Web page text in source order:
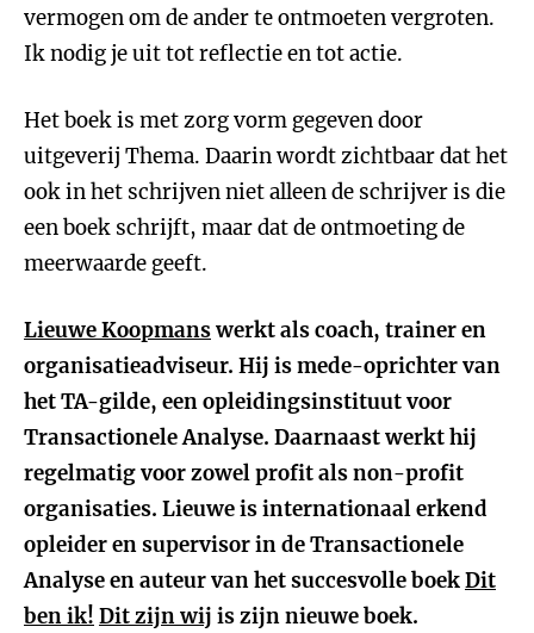
vermogen om de ander te ontmoeten vergroten.
Ik nodig je uit tot reflectie en tot actie.
Het boek is met zorg vorm gegeven door
uitgeverij Thema. Daarin wordt zichtbaar dat het
ook in het schrijven niet alleen de schrijver is die
een boek schrijft, maar dat de ontmoeting de
meerwaarde geeft.
Lieuwe Koopmanswerkt als coach, trainer en
organisatieadviseur. Hij is mede-oprichter van
het TA-gilde, een opleidingsinstituut voor
Transactionele Analyse. Daarnaast werkt hij
regelmatig voor zowel profit als non-profit
organisaties. Lieuwe is internationaal erkend
opleider en supervisor in de Transactionele
Analyse en auteur van het succesvolle boekDit
ben ik! Dit zijn wij is zijn nieuwe boek.